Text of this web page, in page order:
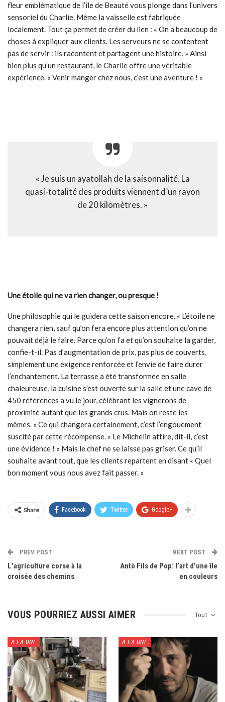
fleur emblématique de l’île de Beauté vous plonge dans l’univers
sensoriel du Charlie. Même la vaisselle est fabriquée
localement. Tout ça permet de créer du lien : « On a beaucoup de
choses à expliquer aux clients. Les serveurs ne se contentent
pas de servir : ils racontent et partagent une histoire. » Ainsi
bien plus qu’un restaurant, le Charlie offre une véritable
expérience. « Venir manger chez nous, c’est une aventure ! »
« Je suis un ayatollah de la saisonnalité. La
quasi-totalité des produits viennent d’un rayon
de 20 kilomètres. »
Une étoile qui ne va rien changer, ou presque !
Une philosophie qui le guidera cette saison encore. « L’étoile ne
changera rien, sauf qu’on fera encore plus attention qu’on ne
pouvait déjà le faire. Parce qu’on l’a et qu’on souhaite la garder,
confie-t-il. Pas d’augmentation de prix, pas plus de couverts,
simplement une exigence renforcée et l’envie de faire durer
l’enchantement. La terrasse a été transformée en salle
chaleureuse, la cuisine s’est ouverte sur la salle et une cave de
450 références a vu le jour, célébrant les vignerons de
proximité autant que les grands crus. Mais on reste les
mêmes. » Ce qui changera certainement, c’est l’engouement
suscité par cette récompense. « Le Michelin attire, dit-il, c’est
une évidence ! » Mais le chef ne se laisse pas griser. Ce qu’il
souhaite avant tout, que les clients repartent en disant « Quel
bon moment vous nous avez fait passer. »
Share Facebook Twitter Google+
PREV POST
L’agriculture corse à la
croisée des chemins
NEXT POST
Antò Fils de Pop: l’art d’une île
en couleurs
Tout
VOUS POURRIEZ AUSSI AIMER
À LA UNE À LA UNE